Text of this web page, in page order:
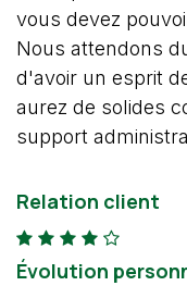
vous devez
Nous attendons
d'avoir un esprit
aurez de solides
support
Relation client
Évolution